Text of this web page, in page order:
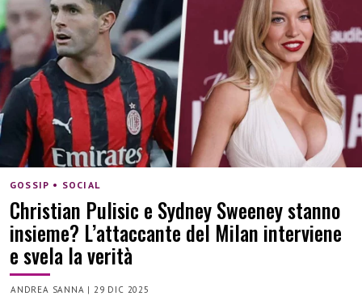
GOSSIP • SOCIAL
Christian Pulisic e Sydney Sweeney stanno
insieme? L’attaccante del Milan interviene
e svela la verità
ANDREA SANNA | 29 DIC 2025